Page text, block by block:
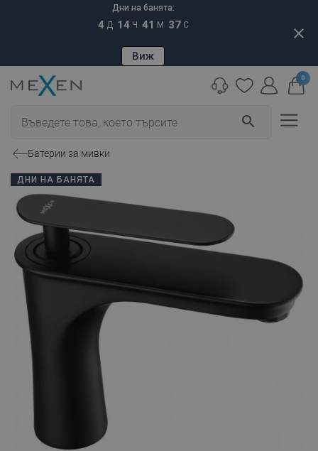
Дни на банята:
4 Д 14 Ч 41 М 36 С
Виж
close
search
0
Батерии за мивки
ДНИ НА БАНЯТА